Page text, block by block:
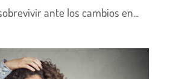
ante los cambios en...